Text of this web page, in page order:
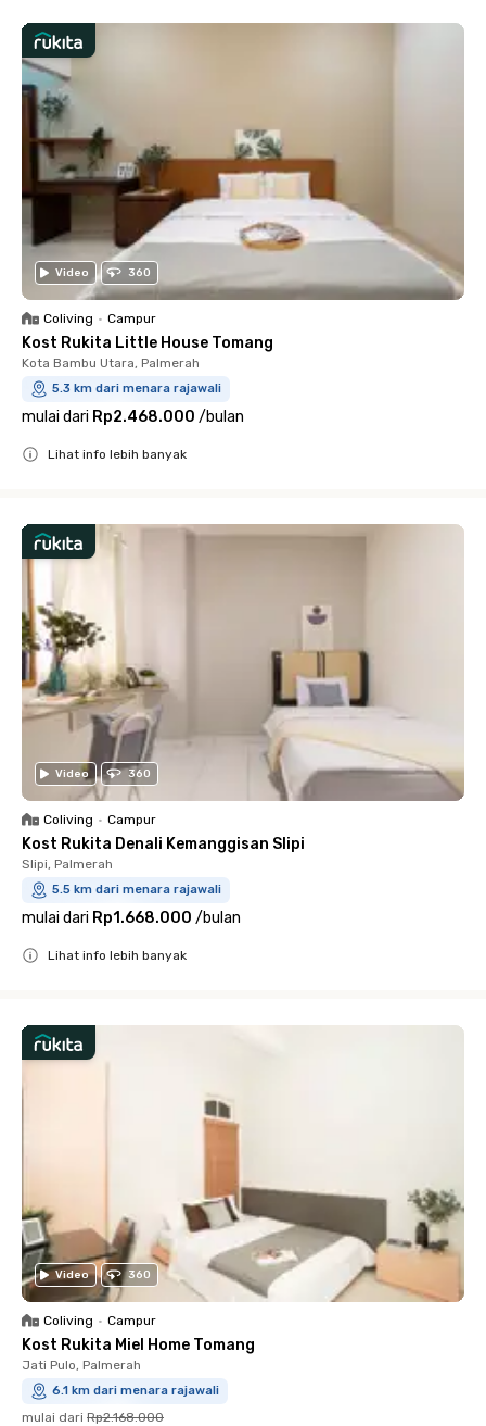
Video 360
Coliving • Campur
Kost Rukita Little House Tomang
Kota Bambu Utara, Palmerah
5.3 km dari menara rajawali
mulai dari Rp2.468.000 /bulan
Lihat info lebih banyak
Video 360
Coliving • Campur
Kost Rukita Denali Kemanggisan Slipi
Slipi, Palmerah
5.5 km dari menara rajawali
mulai dari Rp1.668.000 /bulan
Lihat info lebih banyak
Video 360
Coliving • Campur
Kost Rukita Miel Home Tomang
Jati Pulo, Palmerah
6.1 km dari menara rajawali
mulai dari Rp2.168.000